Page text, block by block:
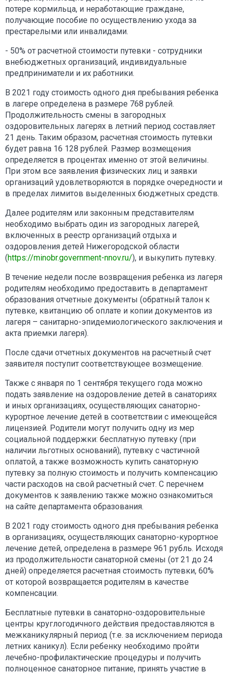
потере кормильца, и неработающие граждане,
получающие пособие по осуществлению ухода за
престарелыми или инвалидами.
- 50% от расчетной стоимости путевки - сотрудники
внебюджетных организаций, индивидуальные
предприниматели и их работники.
В 2021 году стоимость одного дня пребывания ребенка
в лагере определена в размере 768 рублей.
Продолжительность смены в загородных
оздоровительных лагерях в летний период составляет
21 день. Таким образом, расчетная стоимость путевки
будет равна 16 128 рублей. Размер возмещения
определяется в процентах именно от этой величины.
При этом все заявления физических лиц и заявки
организаций удовлетворяются в порядке очередности и
в пределах лимитов выделенных бюджетных средств.
Далее родителям или законным представителям
необходимо выбрать один из загородных лагерей,
включенных в реестр организаций отдыха и
оздоровления детей Нижегородской области
(https://minobr.government-nnov.ru/), и выкупить путевку.
В течение недели после возвращения ребенка из лагеря
родителям необходимо предоставить в департамент
образования отчетные документы (обратный талон к
путевке, квитанцию об оплате и копии документов из
лагеря – санитарно-эпидемиологического заключения и
акта приемки лагеря).
После сдачи отчетных документов на расчетный счет
заявителя поступит соответствующее возмещение.
Также с января по 1 сентября текущего года можно
подать заявление на оздоровление детей в санаториях
и иных организациях, осуществляющих санаторно-
курортное лечение детей в соответствии с имеющейся
лицензией. Родители могут получить одну из мер
социальной поддержки: бесплатную путевку (при
наличии льготных оснований), путевку с частичной
оплатой, а также возможность купить санаторную
путевку за полную стоимость и получить компенсацию
части расходов на свой расчетный счет. С перечнем
документов к заявлению также можно ознакомиться
на сайте департамента образования.
В 2021 году стоимость одного дня пребывания ребенка
в организациях, осуществляющих санаторно-курортное
лечение детей, определена в размере 961 рубль. Исходя
из продолжительности санаторной смены (от 21 до 24
дней) определяется расчетная стоимость путевки, 60%
от которой возвращается родителям в качестве
компенсации.
Бесплатные путевки в санаторно-оздоровительные
центры круглогодичного действия предоставляются в
межканикулярный период (т.е. за исключением периода
летних каникул). Если ребенку необходимо пройти
лечебно-профилактические процедуры и получить
полноценное санаторное питание, принять участие в